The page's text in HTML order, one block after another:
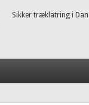
Sikker træklatring i